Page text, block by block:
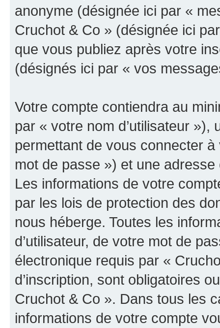
anonyme (désignée ici par «
Cruchot & Co » (désignée ici
que vous publiez après votre
(désignés ici par « vos
Votre compte contiendra au
par « votre nom d’utilisateur
permettant de vous connecter
mot de passe ») et une
Les informations de votre
par les lois de protection des
nous héberge. Toutes les
d’utilisateur, de votre mot de
électronique requis par «
d’inscription, sont obligatoires
Cruchot & Co ». Dans tous les
informations de votre compte